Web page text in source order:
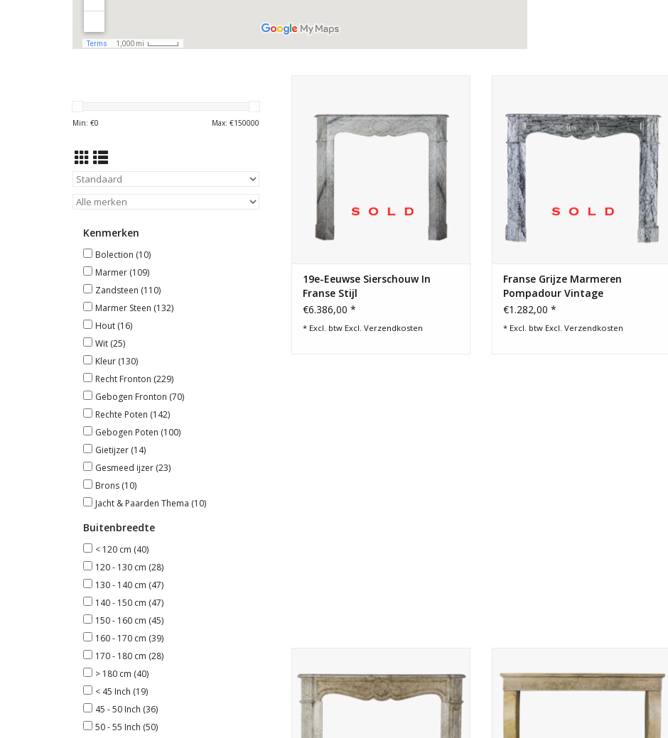
Min: €0 Max: €150000
Kenmerken
Bolection (10)
Marmer (109)
Zandsteen (110)
Marmer Steen (132)
Hout (16)
Wit (25)
Kleur (130)
Recht Fronton (229)
Gebogen Fronton (70)
Rechte Poten (142)
Gebogen Poten (100)
Gietijzer (14)
Gesmeed ijzer (23)
Brons (10)
Jacht & Paarden Thema (10)
Buitenbreedte
< 120 cm (40)
120 - 130 cm (28)
130 - 140 cm (47)
140 - 150 cm (47)
150 - 160 cm (45)
160 - 170 cm (39)
170 - 180 cm (28)
> 180 cm (40)
< 45 Inch (19)
45 - 50 Inch (36)
50 - 55 Inch (50)
19e-Eeuwse Sierschouw In
Franse Stijl
€6.386,00 *
* Excl. btw Excl. Verzendkosten
pompadour-stijl schouw.
Franse Grijze Marmeren
Pompadour Vintage
Sierschouw
€1.282,00 *
* Excl. btw Excl. Verzendkosten
Kleine Franse schouw met een soort
rustieke uitstraling.